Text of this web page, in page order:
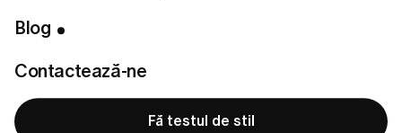
Blog
Contactează-ne
Fă testul de stil
garderobă. Cum se așază fiecare piesă. Cum te face
Când fiecare lucru are locul și scopul său, alegerea